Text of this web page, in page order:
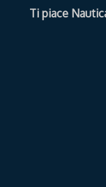
Ti piace